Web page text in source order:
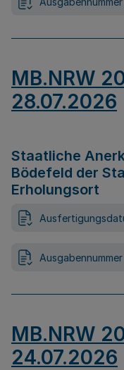
MB.NRW
28.07.2026
Staatliche
Bödefeld der
Erholungsort
Ausgabennummer
MB.NRW
24.07.2026